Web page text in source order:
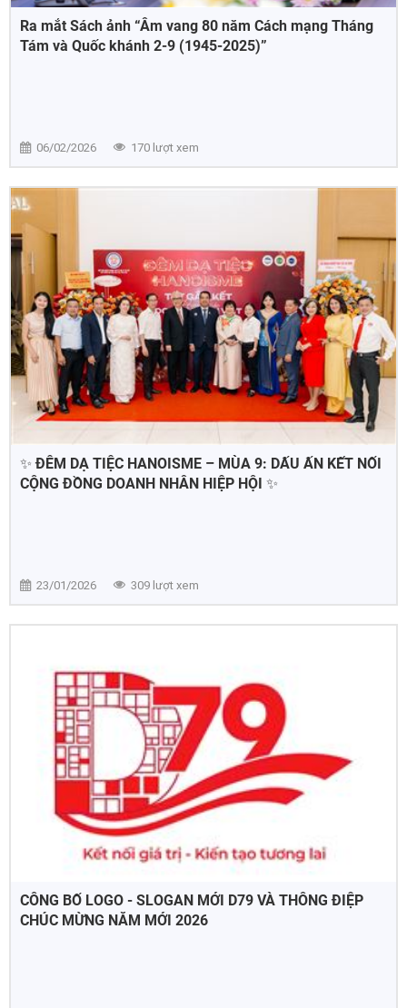
Ra mắt Sách ảnh “Âm vang 80 năm Cách mạng Tháng
Tám và Quốc khánh 2-9 (1945-2025)”
06/02/2026 170 lượt xem
✨ ĐÊM DẠ TIỆC HANOISME – MÙA 9: DẤU ẤN KẾT NỐI
CỘNG ĐỒNG DOANH NHÂN HIỆP HỘI ✨
23/01/2026 309 lượt xem
CÔNG BỐ LOGO - SLOGAN MỚI D79 VÀ THÔNG ĐIỆP
CHÚC MỪNG NĂM MỚI 2026